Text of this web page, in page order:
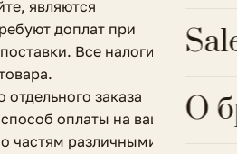
О
являются
доплат при
Все налоги
заказа
оплаты на ваш
частям различными